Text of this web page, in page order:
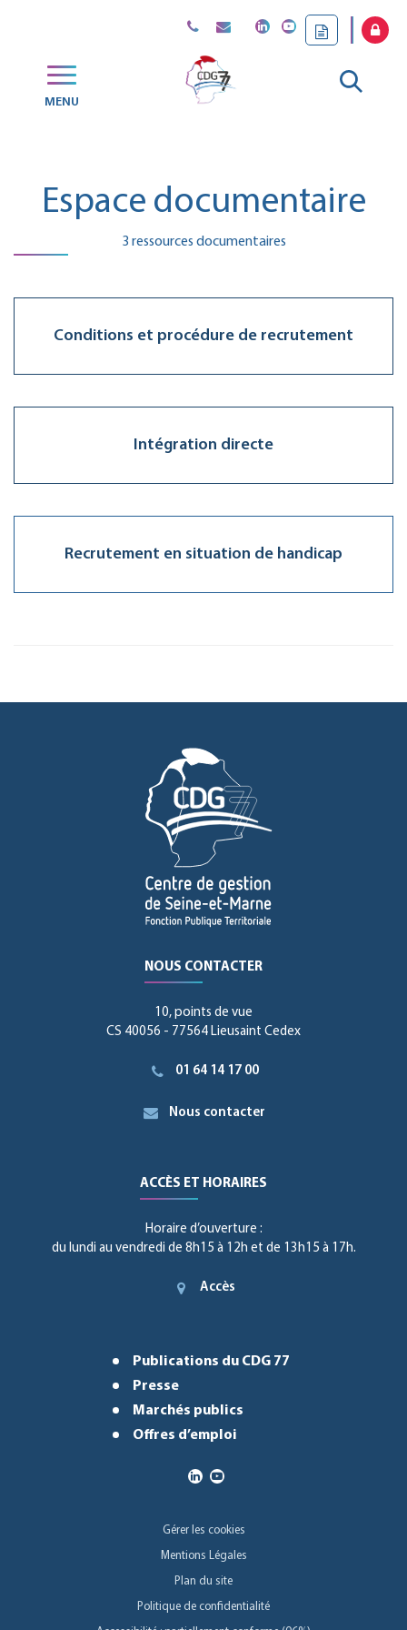
MENU
Aller
Espace documentaire
3 ressources documentaires
Conditions et procédure de recrutement
Intégration directe
Recrutement en situation de handicap
NOUS CONTACTER
10, points de vue
CS 40056 - 77564 Lieusaint Cedex
01 64 14 17 00
Nous contacter
ACCÈS ET HORAIRES
Horaire d’ouverture :
du lundi au vendredi de 8h15 à 12h et de 13h15 à 17h.
Accès
Publications du CDG 77
Presse
Marchés publics
Offres d’emploi
Gérer les cookies
Mentions Légales
Plan du site
Politique de confidentialité